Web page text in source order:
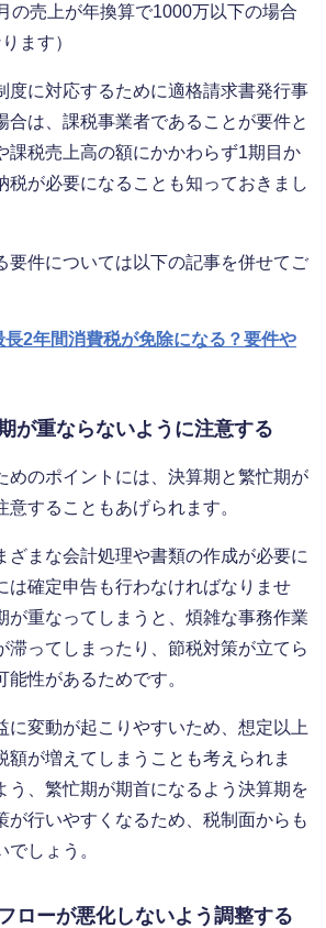
の売上が年換算で1000万以下の場合
ます）
度に対応するために適格請求書発行事
合は、課税事業者であることが要件と
課税売上高の額にかかわらず1期目か
税が必要になることも知っておきまし
要件については以下の記事を併せてご
2年間消費税が免除になる？要件や
が重ならないように注意する
めのポイントには、決算期と繁忙期が
することもあげられます。
ざまな会計処理や書類の作成が必要に
は確定申告も行わなければなりませ
が重なってしまうと、煩雑な事務作業
滞ってしまったり、節税対策が立てら
性があるためです。
に変動が起こりやすいため、想定以上
額が増えてしまうことも考えられま
う、繁忙期が期首になるよう決算期を
が行いやすくなるため、税制面からも
しょう。
ローが悪化しないよう調整する